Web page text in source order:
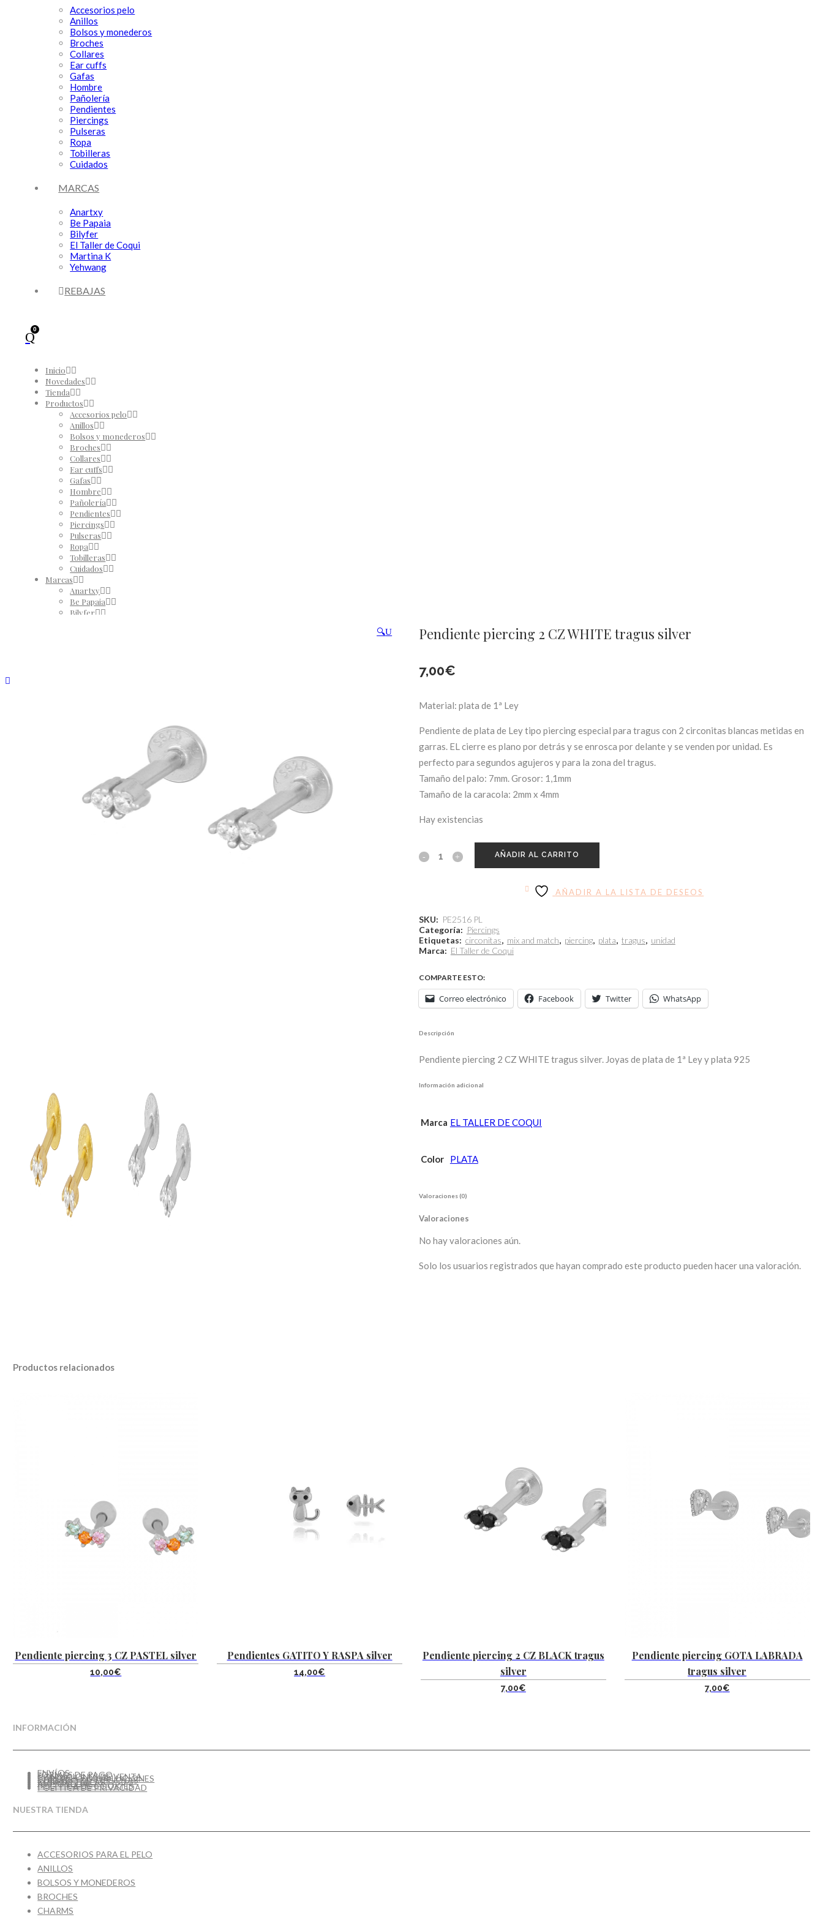
Accesorios pelo
Anillos
Bolsos y monederos
Broches
Collares
Ear cuffs
Gafas
Hombre
Pañolería
Pendientes
Piercings
Pulseras
Ropa
Tobilleras
Cuidados
MARCAS
Anartxy
Be Papaia
Bilyfer
El Taller de Coqui
Martina K
Yehwang
REBAJAS
0
Inicio
Novedades
Tienda
Productos
Accesorios pelo
Anillos
Bolsos y monederos
Broches
Collares
Ear cuffs
Gafas
Hombre
Pañolería
Pendientes
Piercings
Pulseras
Ropa
Tobilleras
Cuidados
Marcas
Anartxy
Be Papaia
Bilyfer
🔍 Pendiente piercing 2 CZ WHITE tragus silver
7,00€
Material: plata de 1ª Ley
Pendiente de plata de Ley tipo piercing especial para tragus con 2 circonitas blancas metidas en
garras. EL cierre es plano por detrás y se enrosca por delante y se venden por unidad. Es
perfecto para segundos agujeros y para la zona del tragus.
Tamaño del palo: 7mm. Grosor: 1,1mm
Tamaño de la caracola: 2mm x 4mm
Hay existencias
AÑADIR AL CARRITO
AÑADIR A LA LISTA DE DESEOS
SKU: PE2516 PL
Categoría: Piercings
Etiquetas: circonitas, mix and match, piercing, plata, tragus, unidad
Marca: El Taller de Coqui
COMPARTE ESTO:
Correo electrónico Facebook Twitter WhatsApp
Descripción
Pendiente piercing 2 CZ WHITE tragus silver. Joyas de plata de 1ª Ley y plata 925
Información adicional
Marca EL TALLER DE COQUI
Color PLATA
Valoraciones (0)
Valoraciones
No hay valoraciones aún.
Solo los usuarios registrados que hayan comprado este producto pueden hacer una valoración.
Productos relacionados
Pendiente piercing 3 CZ PASTEL silver
10,00€
Pendientes GATITO Y RASPA silver
14,00€
Pendiente piercing 2 CZ BLACK tragus
silver
7,00€
Pendiente piercing GOTA LABRADA
tragus silver
7,00€
INFORMACIÓN
ENVÍOS
FORMAS DE PAGO
CONDICIONES DE VENTA
CAMBIOS Y DEVOLUCIONES
CUIDADO DE TUS JOYAS
GUÍA DE TALLAS
AVISO LEGAL
POLÍTICA DE COOKIES
POLÍTICA DE PRIVACIDAD
NUESTRA TIENDA
ACCESORIOS PARA EL PELO
ANILLOS
BOLSOS Y MONEDEROS
BROCHES
CHARMS